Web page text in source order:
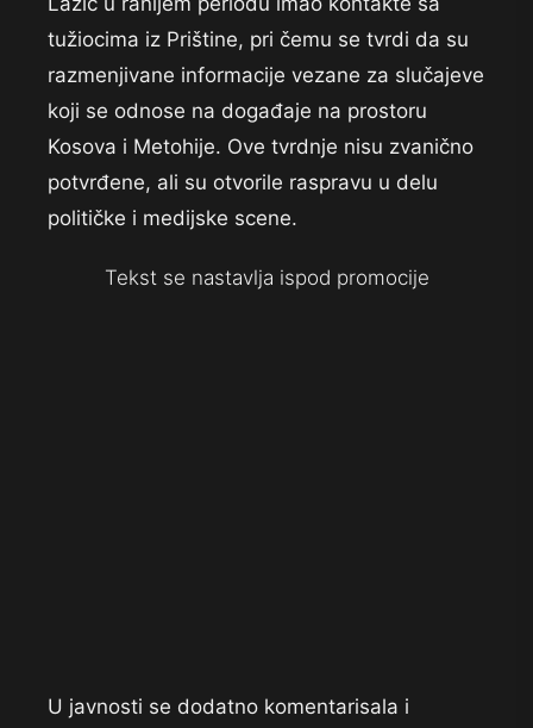
tužiocima iz Prištine, pri čemu se tvrdi da su
razmenjivane informacije vezane za slučajeve
koji se odnose na događaje na prostoru
Kosova i Metohije. Ove tvrdnje nisu zvanično
potvrđene, ali su otvorile raspravu u delu
političke i medijske scene.
Tekst se nastavlja ispod promocije
U javnosti se dodatno komentarisala i